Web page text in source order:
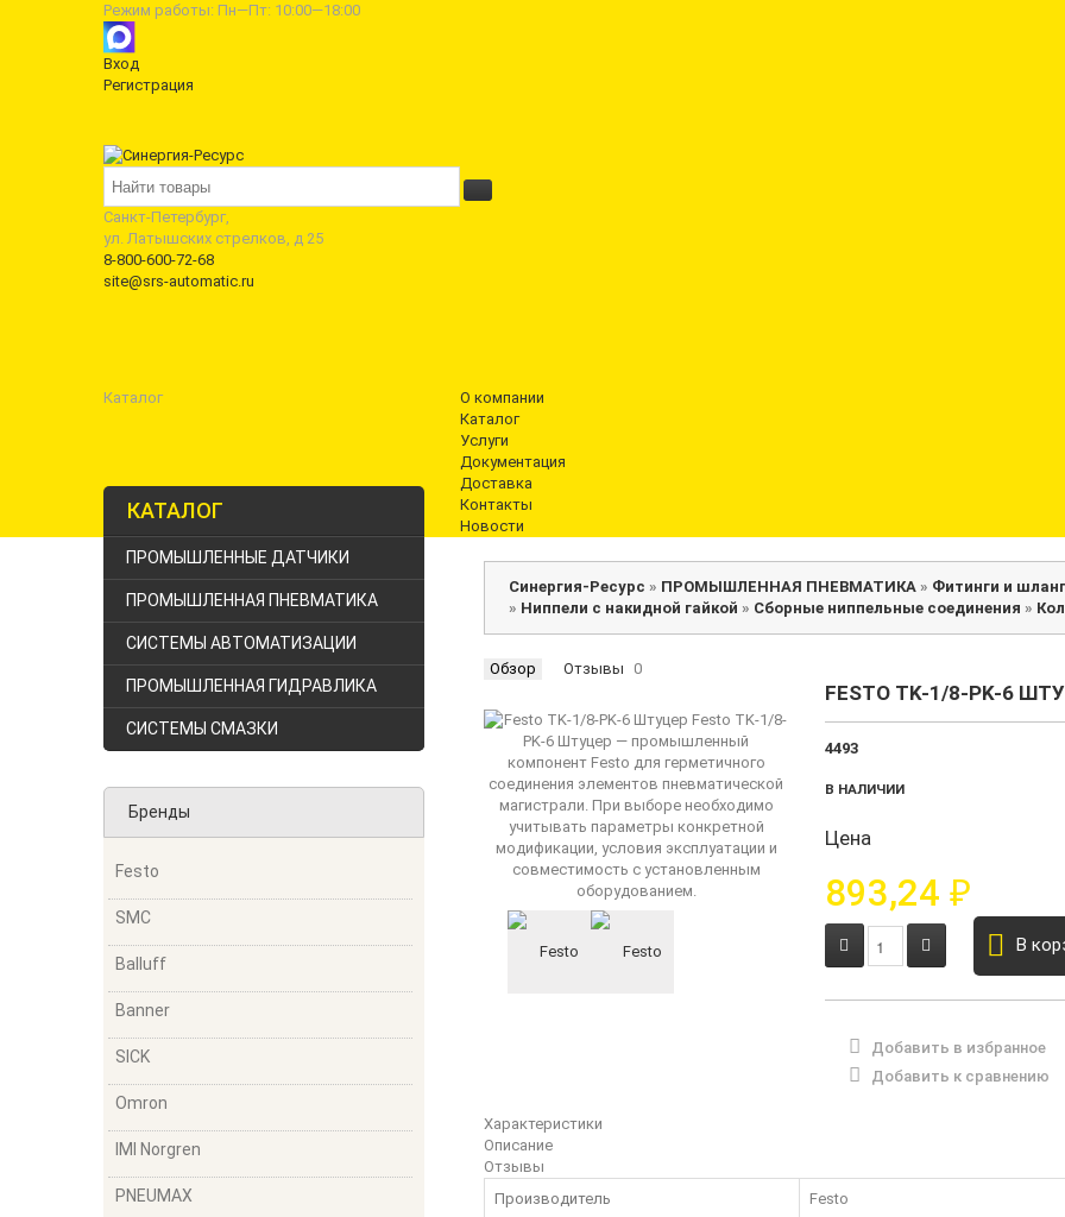
Режим работы: Пн—Пт: 10:00—18:00
Вход
Регистрация
Санкт-Петербург,
ул. Латышских стрелков, д 25
8-800-600-72-68
site@srs-automatic.ru
Каталог
О компании
Каталог
Услуги
Документация
Доставка
Контакты
Новости
КАТАЛОГ
ПРОМЫШЛЕННЫЕ ДАТЧИКИ
ПРОМЫШЛЕННАЯ ПНЕВМАТИКА
СИСТЕМЫ АВТОМАТИЗАЦИИ
ПРОМЫШЛЕННАЯ ГИДРАВЛИКА
СИСТЕМЫ СМАЗКИ
Бренды
Festo
SMC
Balluff
Banner
SICK
Omron
IMI Norgren
PNEUMAX
Синергия-Ресурс » ПРОМЫШЛЕННАЯ ПНЕВМАТИКА » Фитинги и
» Ниппели с накидной гайкой » Сборные ниппельные соединения »
Обзор Отзывы 0
FESTO TK-1/8-PK-6
4493
В НАЛИЧИИ
Цена
893,24 ₽
В
Добавить в избранное
Добавить к сравнению
Характеристики
Описание
Отзывы
Производитель
Festo